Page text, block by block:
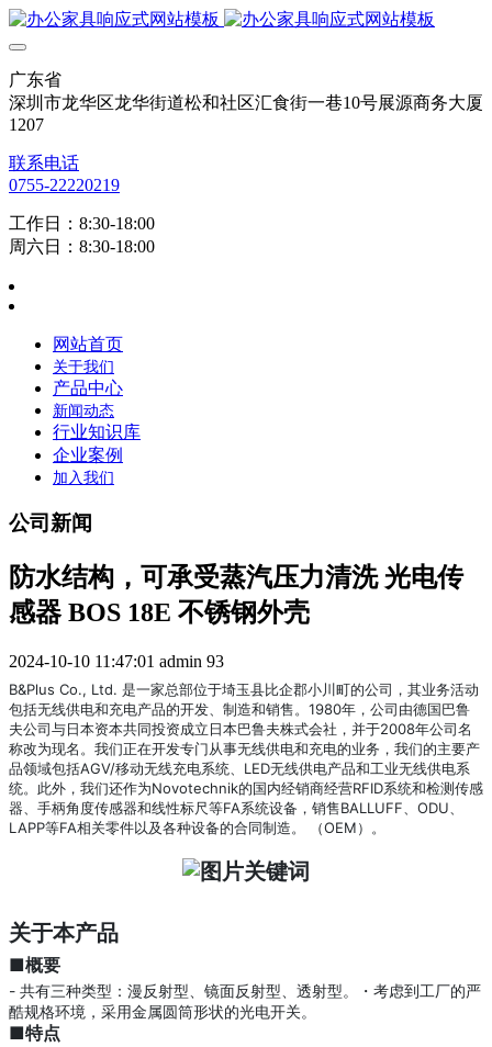
广东省
深圳市龙华区龙华街道松和社区汇食街一巷10号展源商务大厦
1207
联系电话
0755-22220219
工作日：8:30-18:00
周六日：8:30-18:00
网站首页
关于我们
产品中心
新闻动态
行业知识库
企业案例
加入我们
公司新闻
防水结构，可承受蒸汽压力清洗 光电传
感器 BOS 18E 不锈钢外壳
2024-10-10 11:47:01 admin 93
B&Plus Co., Ltd. 是一家总部位于埼玉县比企郡小川町的公司，其业务活动
包括无线供电和充电产品的开发、制造和销售。 1980年，公司由德国巴鲁
夫公司与日本资本共同投资成立日本巴鲁夫株式会社，并于2008年公司名
称改为现名。 我们正在开发专门从事无线供电和充电的业务，我们的主要产
品领域包括AGV/移动无线充电系统、LED无线供电产品和工业无线供电系
统。此外，我们还作为Novotechnik的国内经销商经营RFID系统和检测传感
器、手柄角度传感器和线性标尺等FA系统设备，销售BALLUFF、ODU、
LAPP等FA相关零件以及各种设备的合同制造。 （OEM）。
关于本产品
■概要
- 共有三种类型：漫反射型、镜面反射型、透射型。
・考虑到工厂的严
酷规格环境，采用金属圆筒形状的光电开关。
■特点